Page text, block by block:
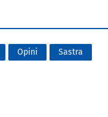
Opini
Sastra